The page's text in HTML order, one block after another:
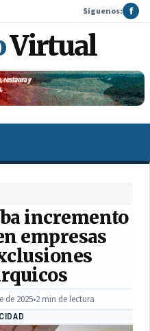
Siguenos: f
Virtual
incremento
empresas
de 2025•2 min de lectura